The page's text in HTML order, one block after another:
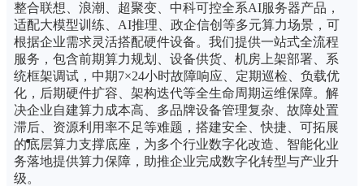
整合联想、浪潮、超聚变、中科可控全系AI服务器产品，
适配大模型训练、AI推理、政企信创等多元算力场景，可
根据企业需求灵活搭配硬件设备。我们提供一站式全流程
服务，包含前期算力规划、设备供货、机房上架部署、系
统框架调试，中期7×24小时故障响应、定期巡检、负载优
化，后期硬件扩容、架构迭代等全生命周期运维保障。解
决企业自建算力成本高、多品牌设备管理复杂、故障处置
滞后、资源利用率不足等难题，搭建安全、快捷、可拓展
的底层算力支撑底座，为多个行业数字化改造、智能化业
务落地提供算力保障，助推企业完成数字化转型与产业升
级。